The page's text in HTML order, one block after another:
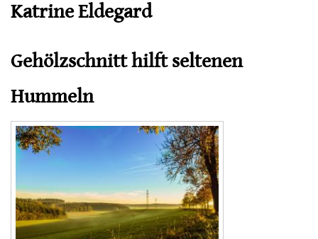
Katrine Eldegard
Gehölzschnitt hilft seltenen
Hummeln